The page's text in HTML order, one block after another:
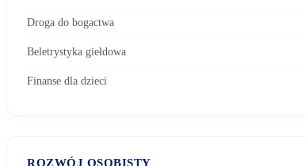
Droga do bogactwa
Beletrystyka giełdowa
Finanse dla dzieci
ROZWÓJ OSOBISTY